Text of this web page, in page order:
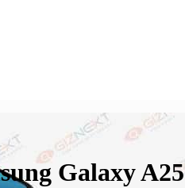
Galaxy A25